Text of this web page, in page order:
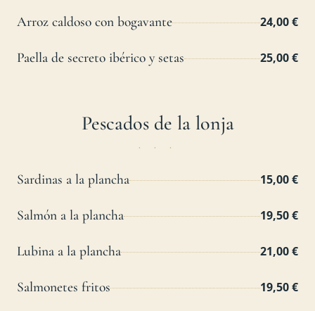
Arroz caldoso con bogavante 24,00 €
Paella de secreto ibérico y setas 25,00 €
Pescados de la lonja
Sardinas a la plancha 15,00 €
Salmón a la plancha 19,50 €
Lubina a la plancha 21,00 €
Salmonetes fritos 19,50 €